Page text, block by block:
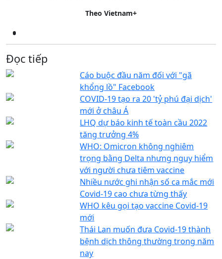
Theo Vietnam+
Đọc tiếp
Cáo buộc đầu năm đối với "gã
khổng lồ" Facebook
COVID-19 tạo ra 20 'tỷ phú đại dịch'
mới ở châu Á
LHQ dự báo kinh tế toàn cầu 2022
tăng trưởng 4%
WHO: Omicron không nghiêm
trọng bằng Delta nhưng nguy hiểm
với người chưa tiêm vaccine
Nhiều nước ghi nhận số ca mắc mới
Covid-19 cao chưa từng thấy
WHO kêu gọi tạo vaccine Covid-19
mới
Thái Lan muốn đưa Covid-19 thành
bệnh dịch thông thường trong năm
nay